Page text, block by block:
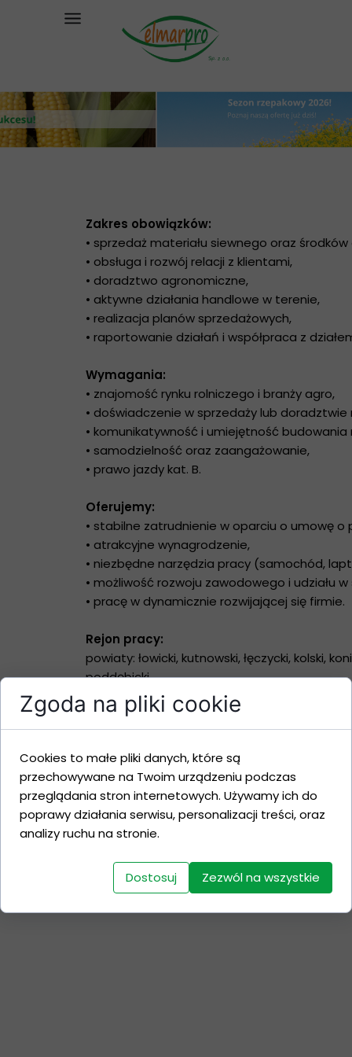
Zakres obowiązków:
• sprzedaż materiału siewnego oraz środków
• obsługa i rozwój relacji z klientami,
• doradztwo agronomiczne,
• aktywne działania handlowe w terenie,
• realizacja planów sprzedażowych,
• raportowanie działań i współpraca z
Wymagania:
• znajomość rynku rolniczego i branży agro,
• doświadczenie w sprzedaży lub doradztwie
• komunikatywność i umiejętność budowania
• samodzielność oraz zaangażowanie,
• prawo jazdy kat. B.
Oferujemy:
• stabilne zatrudnienie w oparciu o umowę o
• atrakcyjne wynagrodzenie,
• niezbędne narzędzia pracy (samochód,
• możliwość rozwoju zawodowego i udziału
• pracę w dynamicznie rozwijającej się firmie.
Rejon pracy:
powiaty: łowicki, kutnowski, łęczycki, kolski,
poddębicki
Kontakt:
Biuro: 54 284 84 98
602 355 745
Zgoda na pliki cookie
Cookies to małe pliki danych, które są
przechowywane na Twoim urządzeniu podczas
przeglądania stron internetowych. Używamy ich do
poprawy działania serwisu, personalizacji treści, oraz
analizy ruchu na stronie.
Dostosuj Zezwól na wszystkie